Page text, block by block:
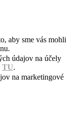
aby sme vás mohli
údajov na účely
TU.
na marketingové